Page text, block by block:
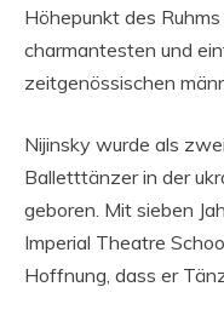
Höhepunkt des
charmantesten und
zeitgenössischen
Nijinsky wurde als
Balletttänzer in der
geboren. Mit sieben
Imperial Theatre
Hoffnung, dass er